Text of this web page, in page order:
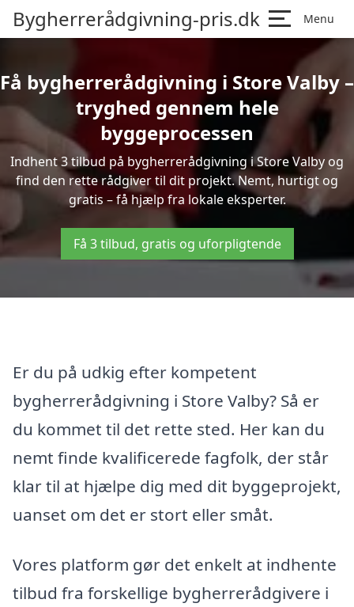
Bygherrerådgivning-pris.dk Menu
Få bygherrerådgivning i Store Valby –
tryghed gennem hele
byggeprocessen
Indhent 3 tilbud på bygherrerådgivning i Store Valby og
find den rette rådgiver til dit projekt. Nemt, hurtigt og
gratis – få hjælp fra lokale eksperter.
Få 3 tilbud, gratis og uforpligtende
Er du på udkig efter kompetent
bygherrerådgivning i Store Valby? Så er
du kommet til det rette sted. Her kan du
nemt finde kvalificerede fagfolk, der står
klar til at hjælpe dig med dit byggeprojekt,
uanset om det er stort eller småt.
Vores platform gør det enkelt at indhente
tilbud fra forskellige bygherrerådgivere i